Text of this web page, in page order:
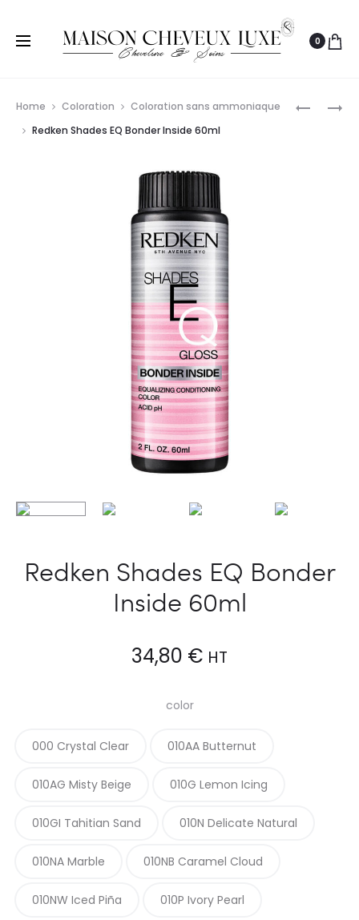
0
WELLA
Home Coloration
Coloration sans ammoniaque
Redken Shades EQ Bonder Inside 60ml
Redken Shades EQ Bonder
Inside 60ml
34,80 € HT
color
000 Crystal Clear 010AA Butternut
010AG Misty Beige 010G Lemon Icing
010GI Tahitian Sand 010N Delicate Natural
010NA Marble 010NB Caramel Cloud
010NW Iced Piña 010P Ivory Pearl